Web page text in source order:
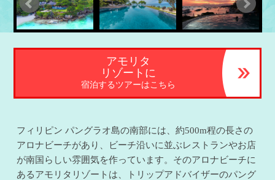
アモリタ
リゾートに
宿泊するツアーはこちら
フィリピン パングラオ島の南部には、約500m程の長さの
アロナビーチがあり、ビーチ沿いに並ぶレストランやお店
が南国らしい雰囲気を作っています。そのアロナビーチに
あるアモリタリゾートは、トリップアドバイザーのパング